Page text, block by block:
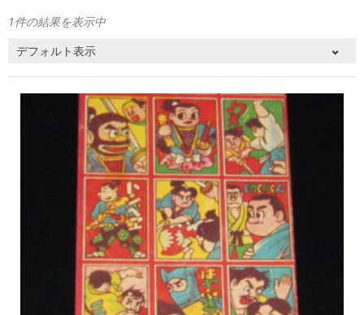
1件の結果を表示中